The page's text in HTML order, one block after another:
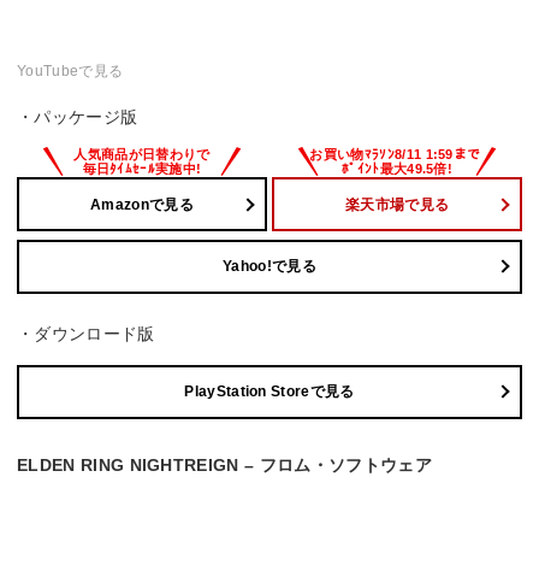
YouTubeで見る
・パッケージ版
Amazonで見る 楽天市場で見る
Yahoo!で見る
・ダウンロード版
PlayStation Storeで見る
ELDEN RING NIGHTREIGN – フロム・ソフトウェア